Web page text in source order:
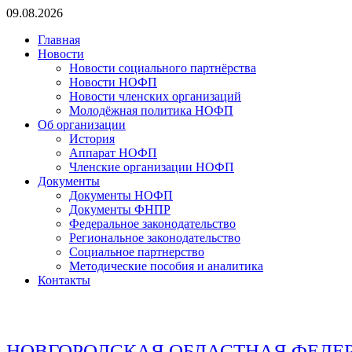
Перейти
содержимому
09.08.2026
Главная
Новости
Новости социального партнёрства
Новости НОФП
Новости членских организаций
Молодёжная политика НОФП
Об организации
История
Аппарат НОФП
Членские организации НОФП
Документы
Документы НОФП
Документы ФНПР
Федеральное законодательство
Региональное законодательство
Социальное партнерство
Методические пособия и аналитика
Контакты